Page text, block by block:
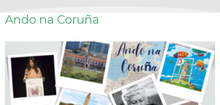
Ando na Coruña